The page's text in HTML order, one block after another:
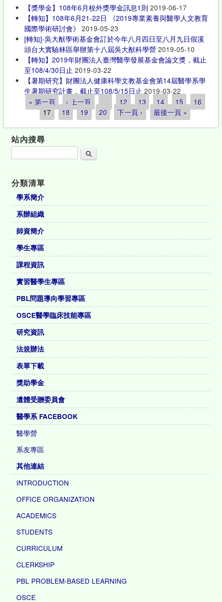
【獎學金】108年6月校外獎學金訊息1則 2019-06-17
【轉知】108年6月21-22日 《2019專業素養與醫學人文教育
國際學術研討會》
2019-05-23
[轉知]-吳大猷學術基金會訂於今年八月四日至八月九日假溪
頭台大實驗林區舉辦第十八屆吳大猷科學營 2019-05-10
【轉知】2019年財團法人臺灣醫學發展基金會論文獎，截止
至108/4/30日止 2019-03-22
【暑期研究】財團法人健康科學文教基金會第14屆醫學系學
生暑期研究計畫，截止至108/5/15日止 2019-03-22
頁面« 第一頁 ‹ 上一頁 … 12 13 14 15
16
17
18 19 20 下一頁 › 最後一頁 »
站內搜尋
搜尋
分類清單
學系簡介
系辦組織
師資簡介
學生專區
課程資訊
實習醫學生專區
PBL問題導向學習專區
OSCE醫學臨床技能專區
研究資訊
法規辦法
表單下載
獎助學金
遺體受贈委員會
醫學系 FACEBOOK
醫學營
系友專區
其他連結
INTRODUCTION
OFFICE ORGANIZATION
ACADEMICS
STUDENTS
CURRICULUM
CLERKSHIP
PBL PROBLEM-BASED LEARNING
OSCE